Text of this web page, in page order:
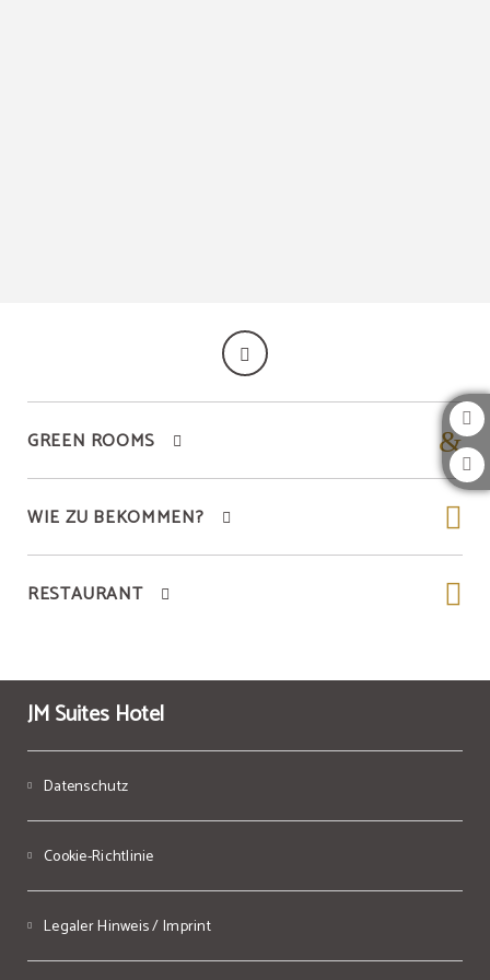
GREEN ROOMS
WIE ZU BEKOMMEN?
RESTAURANT
JM Suites Hotel
Datenschutz
Cookie-Richtlinie
Legaler Hinweis / Imprint